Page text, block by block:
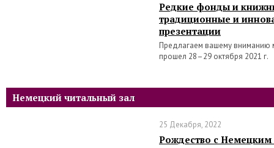
Редкие фонды и
традиционные и
презентации
Предлагаем вашему вниманию
прошел 28–29 октября 2021 г.
Немецкий читальный зал
25 Декабря, 2022
Рождество с Немецким